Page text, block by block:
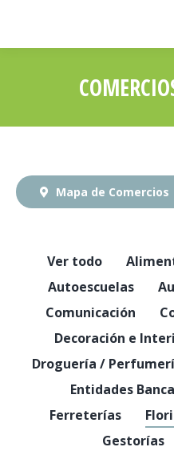
Mapa de Comercios
Ver todo
Autoescuelas
Comunicación
Decoración e
Droguería /
Entidades
Ferreterías
Gestorías